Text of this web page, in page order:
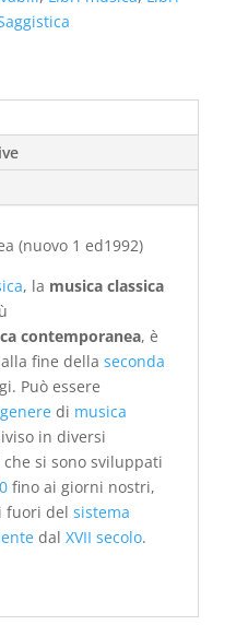
(nuovo 1 ed1992)
, la musica classica
contemporanea, è
fine della seconda
Può essere
generedi musica
in diversi
si sono sviluppati
fino ai giorni nostri,
fuori del sistema
dal XVII secolo.